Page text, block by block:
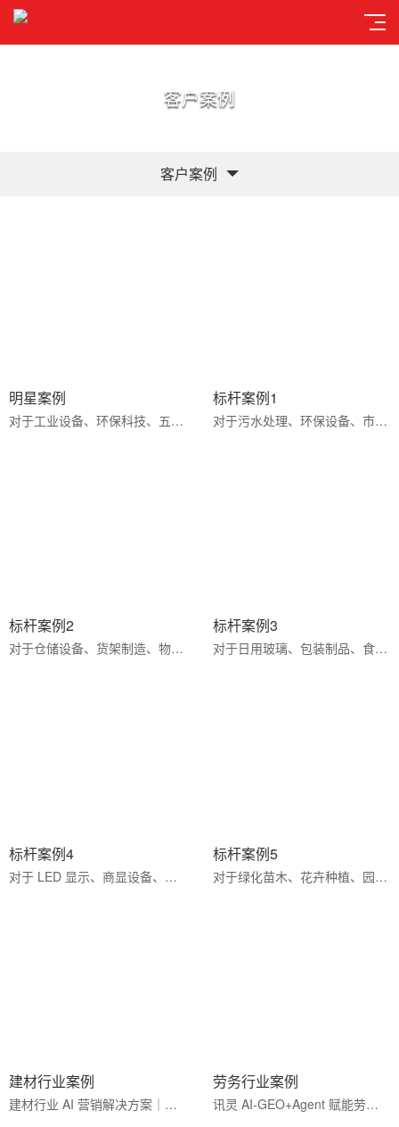
客户案例
客户案例
明星案例
对于工业设备、环保科技、五金机械等领域企业，百度爱采购是拓展全国市场、对接精准采购商、实现品牌升级的···
标杆案例1
对于污水处理、环保设备、市政工程等领域企业，百度爱采购是拓展全国市场、对接精准采购商、实现品牌升级的···
标杆案例2
对于仓储设备、货架制造、物流装备等领域企业，百度爱采购是拓展全国市场、对接精准采购商、实现品牌升级的···
标杆案例3
对于日用玻璃、包装制品、食品医药包装等领域企业，百度爱采购是拓展全国市场、对接精准采购商、实现品牌升···
标杆案例4
对于 LED 显示、商显设备、亮化工程、电子定制等领域企业，百度爱采购是拓展全国市场、对接精准采购商、实现···
标杆案例5
对于绿化苗木、花卉种植、园林工程等领域企业，百度爱采购是拓展全国市场、对接精准工程客户、实现品牌升级···
建材行业案例
建材行业 AI 营销解决方案｜讯灵 AI-GEO+Agent 双引擎，合规内容覆盖 AI 可信源，曝光提升 200%，转化周期缩···
劳务行业案例
讯灵 AI-GEO+Agent 赋能劳务行业，覆盖国内招工与国际劳务外派，全域精准引流，智能匹配供需客源，高效拓展···